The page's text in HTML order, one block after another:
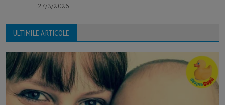
27/3/2026
ULTIMILE ARTICOLE